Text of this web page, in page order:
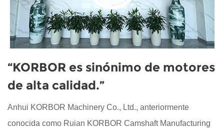
“KORBOR es sinónimo de motores
de alta calidad.”
Anhui KORBOR Machinery Co., Ltd., anteriormente
conocida como Ruian KORBOR Camshaft Manufacturing